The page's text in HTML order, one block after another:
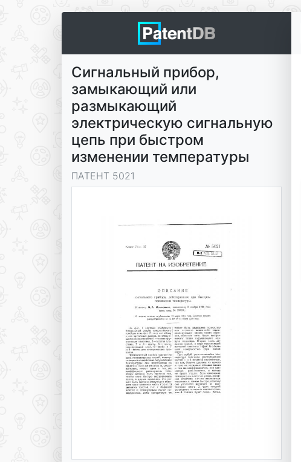
Сигнальный прибор,
замыкающий или
размыкающий
электрическую сигнальную
цепь при быстром
изменении температуры
ПАТЕНТ 5021